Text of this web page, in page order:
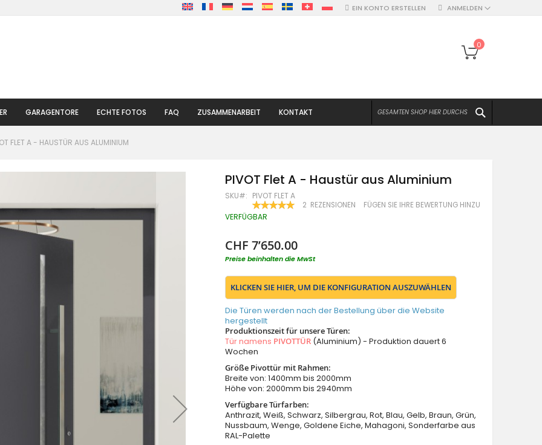
ANMELDEN
EIN KONTO ERSTELLEN
Mein
0
GARAGENTORE ECHTE FOTOS FAQ ZUSAMMENARBEIT KONTAKT
FLET A - HAUSTÜR AUS ALUMINIUM
PIVOT Flet A - Haustür aus Aluminium
SKU PIVOT FLET A
BEWERTUNG:
100
% OF 100
2 REZENSIONEN FÜGEN SIE IHRE BEWERTUNG HINZU
VERFÜGBAR
CHF 7’650.00
Preise beinhalten die MwSt
KLICKEN SIE HIER, UM DIE KONFIGURATION AUSZUWÄHLEN
Die Türen werden nach der Bestellung über die Website
hergestellt
Produktionszeit für unsere Türen:
Tür namens PIVOTTÜR (Aluminium) - Produktion dauert 6
Wochen
Größe Pivottür mit Rahmen:
Breite von: 1400mm bis 2000mm
Höhe von: 2000mm bis 2940mm
Verfügbare Türfarben:
Anthrazit, Weiß, Schwarz, Silbergrau, Rot, Blau, Gelb, Braun, Grün,
Nussbaum, Wenge, Goldene Eiche, Mahagoni, Sonderfarbe aus
RAL-Palette